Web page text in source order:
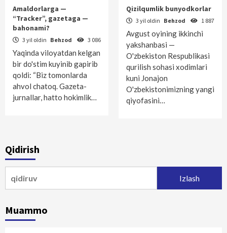
Amaldorlarga —
“Tracker”, gazetaga —
bahonami?
3 yil oldin Behzod 3 086
Yaqinda viloyatdan kelgan
bir do'stim kuyinib gapirib
qoldi: “Biz tomonlarda
ahvol chatoq. Gazeta-
jurnallar, hatto hokimlik…
Qizilqumlik bunyodkorlar
3 yil oldin Behzod 1 887
Avgust oyining ikkinchi
yakshanbasi —
O'zbekiston Respublikasi
qurilish sohasi xodimlari
kuni Jonajon
O'zbekistonimizning yangi
qiyofasini…
Qidirish
Muammo